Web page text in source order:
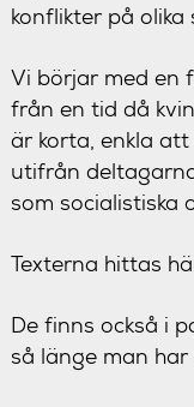
konflikter på olika
Vi börjar med en
från en tid då
är korta, enkla
utifrån
som socialistiska
Texterna hittas
De finns också i
så länge man